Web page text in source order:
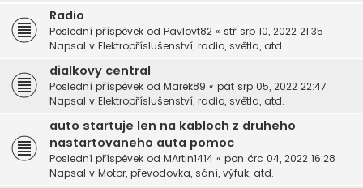
Radio
Poslední příspěvek od Pavlovt82 « stř srp 10, 2022 21:35
Napsal v Elektropříslušenství, radio, světla, atd.
dialkovy central
Poslední příspěvek od Marek89 « pát srp 05, 2022 22:47
Napsal v Elektropříslušenství, radio, světla, atd.
auto startuje len na kabloch z druheho
nastartovaneho auta pomoc
Poslední příspěvek od MArtin1414 « pon črc 04, 2022 16:28
Napsal v Motor, převodovka, sání, výfuk, atd.